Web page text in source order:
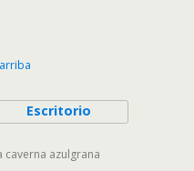
Escritorio
caverna azulgrana